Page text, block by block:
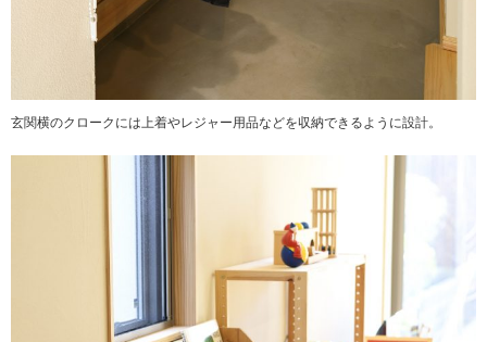
玄関横のクロークには上着やレジャー用品などを収納できるように設計。